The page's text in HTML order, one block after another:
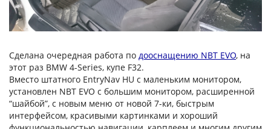
Сделана очередная работа по дооснащению NBT EVO, на
этот раз BMW 4-Series, купе F32.
Вместо штатного EntryNav HU с маленьким монитором,
установлен NBT EVO с большим монитором, расширенной
“шайбой”, с новым меню от новой 7-ки, быстрым
интерфейсом, красивыми картинками и хороший